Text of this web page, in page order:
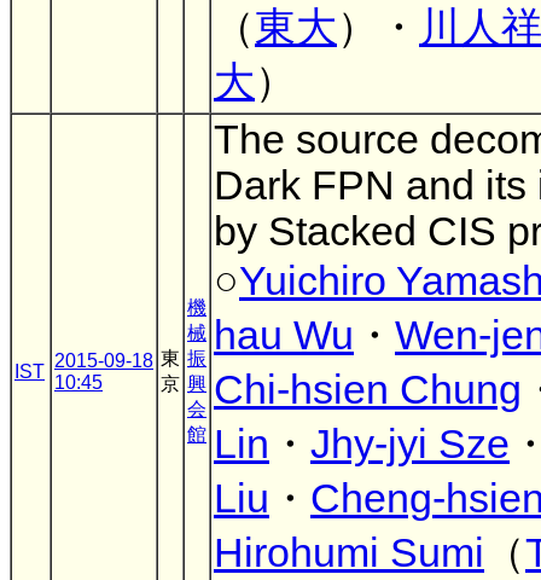
（東大）・ 川人
大）
IST
2015-09-18
10:45
東
京
機
械
振
興
会
館
The source
Dark FPN and its
by Stacked CIS
○Yuichiro
hau Wu ・ Wen-
Chi-hsien Chung
Lin ・ Jhy-jyi Sze
Liu ・ Cheng-
Hirohumi Sumi （